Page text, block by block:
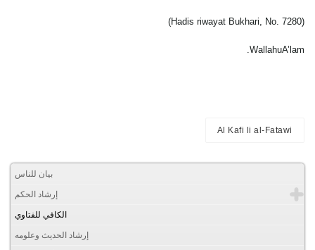
(Hadis riwayat Bukhari, No. 7280)
WallahuA’lam.
Al Kafi li al-Fatawi
بيان للناس
إرشاد الحكم
الكافي للفتاوي
إرشاد الحديث وعلومه